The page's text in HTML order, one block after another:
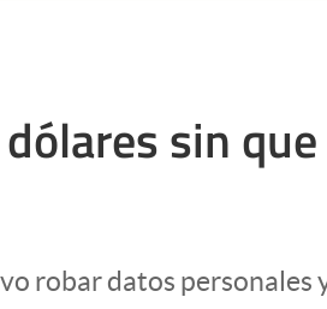
sin
robar datos personales